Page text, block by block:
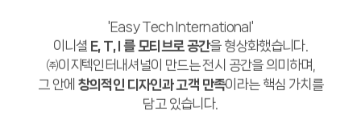
세로형
'Easy Tech International'
이니셜 E, T, I 를 모티브로 공간을 형상화했습니다.
㈜이지텍인터내셔널이 만드는 전시 공간을 의미하며,
그 안에 창의적인 디자인과 고객 만족이라는 핵심 가치를
담고 있습니다.
세로형
세로형
'Easy Tech International'
이니셜 E, T, I 를 모티브로 공간을 형상화했습니다.
㈜이지텍인터내셔널이 만드는 전시 공간을 의미하며,
그 안에 창의적인 디자인과 고객 만족이라는 핵심 가치를
담고 있습니다.